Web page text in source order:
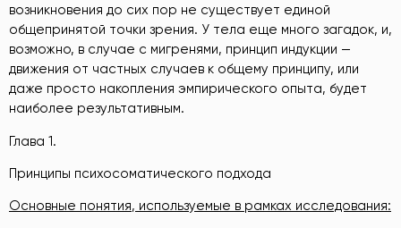
возникновения до сих пор не существует единой
общепринятой точки зрения. У тела еще много загадок, и,
возможно, в случае с мигренями, принцип индукции —
движения от частных случаев к общему принципу, или
даже просто накопления эмпирического опыта, будет
наиболее результативным.
Глава 1.
Принципы психосоматического подхода
Основные понятия, используемые в рамках исследования: